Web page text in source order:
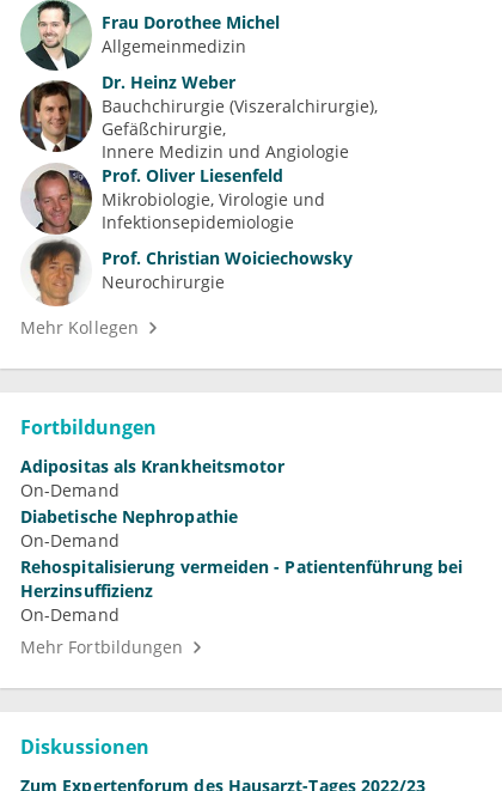
Frau Dorothee Michel
Allgemeinmedizin
Dr. Heinz Weber
Bauchchirurgie (Viszeralchirurgie)
Gefäßchirurgie
Innere Medizin und Angiologie
Prof. Oliver Liesenfeld
Mikrobiologie, Virologie und
Infektionsepidemiologie
Prof. Christian Woiciechowsky
Neurochirurgie
Mehr Kollegen
Fortbildungen
Adipositas als Krankheitsmotor
On-Demand
Diabetische Nephropathie
On-Demand
Rehospitalisierung vermeiden - Patientenführung bei
Herzinsuffizienz
On-Demand
Mehr Fortbildungen
Diskussionen
Zum Expertenforum des Hausarzt-Tages 2022/23